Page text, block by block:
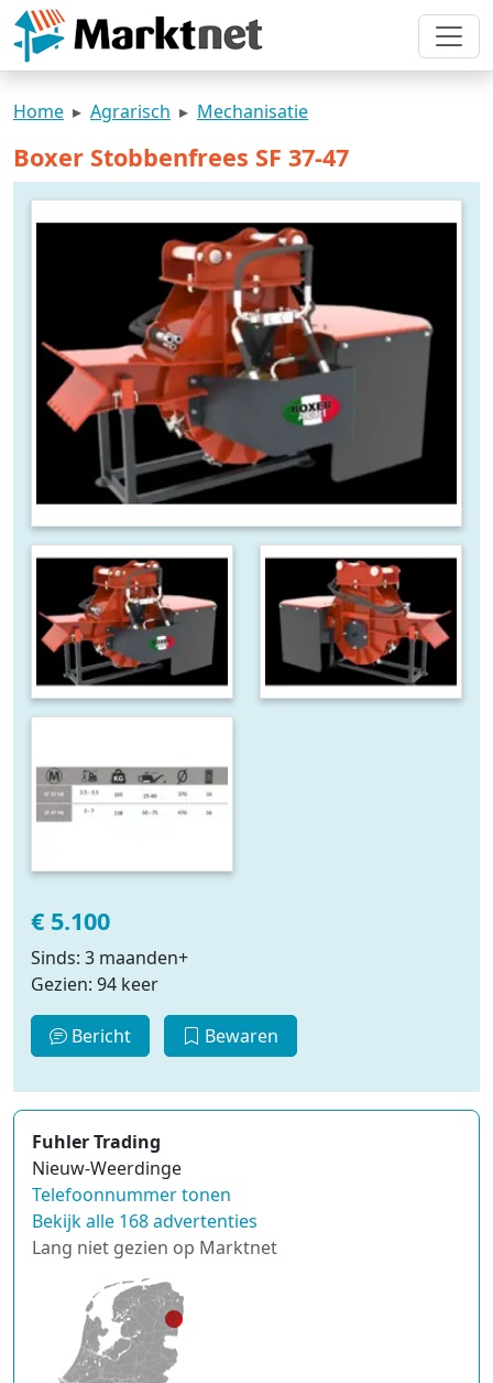
Home Agrarisch Mechanisatie
Boxer Stobbenfrees SF 37-47
€ 5.100
Sinds: 3 maanden+
Gezien: 94 keer
Bericht Bewaren
Fuhler Trading
Nieuw-Weerdinge
Telefoonnummer tonen
Bekijk alle 168 advertenties
Lang niet gezien op Marktnet